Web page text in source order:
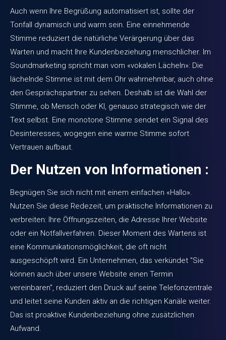
Auch wenn Ihre Begrüßung automatisiert ist, sollte der
Tonfall dynamisch und warm sein. Eine einnehmende
Stimme reduziert die natürliche Verärgerung über das
Warten und macht Ihre Kundenbeziehung menschlicher. Im
Soundmarketing spricht man vom «vokalen Lächeln»: Die
lächelnde Stimme ist mit dem Ohr wahrnehmbar, auch ohne
den Gesprächspartner zu sehen. Deshalb ist die Wahl der
Stimme, ob Mensch oder KI, genauso strategisch wie der
Text selbst. Eine monotone Stimme sendet ein Signal des
Desinteresses, wogegen eine warme Stimme sofort
Vertrauen aufbaut.
Der Nutzen von Informationen :
Begnügen Sie sich nicht mit einem einfachen «Hallo».
Nutzen Sie diese Redezeit, um praktische Informationen zu
verbreiten: Ihre Öffnungszeiten, die Adresse Ihrer Website
oder ein Notfallverfahren. Dieser Moment des Wartens ist
eine Kommunikationsmöglichkeit, die oft nicht
ausgeschöpft wird. Ein Unternehmen, das verkündet "Sie
können auch über unsere Website einen Termin
vereinbaren", reduziert den Druck auf seine Telefonzentrale
und leitet seine Kunden aktiv an die richtigen Kanäle weiter.
Das ist proaktive Kundenbeziehung ohne zusätzlichen
Aufwand.